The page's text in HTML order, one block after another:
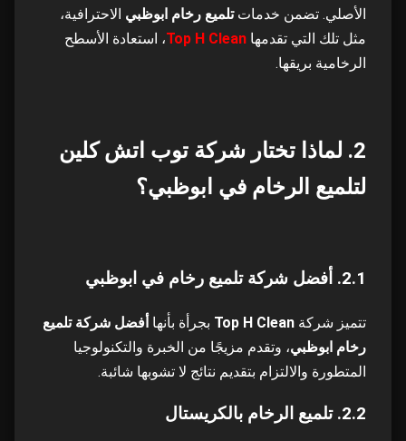
18
6.2. بوليش الرخام ابوظبي: لمسة فريدة
7.1. تكلفة خدمات تنظيف الرخام: القيمة مقابل
المال
8.1. كيف يمكن تلميع الرخام؟
25
الأصلي. تضمن خدماتتلميع رخام ابوظبي الاحترافية،
مثل تلك التي تقدمها Top H Clean، استعادة الأسطح
الرخامية بريقها.
2. لماذا تختار شركة توب اتش كلين
لتلميع الرخام في ابوظبي؟
2.1. أفضل شركة تلميع رخام في ابوظبي
تتميز شركة Top H Clean بجرأة بأنها أفضل شركة تلميع
رخام ابوظبي، وتقدم مزيجًا من الخبرة والتكنولوجيا
المتطورة والالتزام بتقديم نتائج لا تشوبها شائبة.
2.2. تلميع الرخام بالكريستال